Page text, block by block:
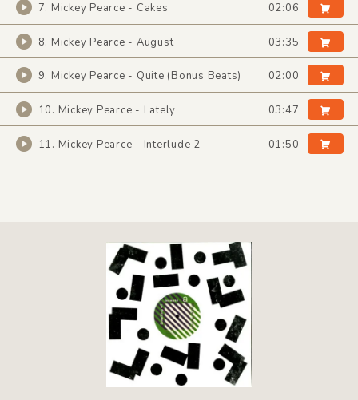
7. Mickey Pearce - Cakes 02:06
8. Mickey Pearce - August 03:35
9. Mickey Pearce - Quite (Bonus Beats) 02:00
10. Mickey Pearce - Lately 03:47
11. Mickey Pearce - Interlude 2 01:50